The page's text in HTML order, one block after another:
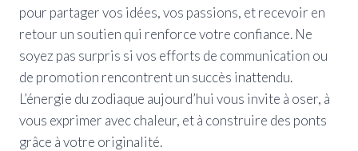
pour partager vos idées, vos passions, et recevoir en
retour un soutien qui renforce votre confiance. Ne
soyez pas surpris si vos efforts de communication ou
de promotion rencontrent un succès inattendu.
L’énergie du zodiaque aujourd’hui vous invite à oser, à
vous exprimer avec chaleur, et à construire des ponts
grâce à votre originalité.